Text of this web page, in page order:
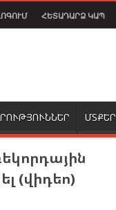
ՀԵՏԱԴԱՐՁ ԿԱՊ
ՄՏՔԵՐ
(վիդեո)